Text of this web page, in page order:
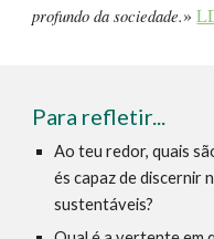
profundo da sociedade.»
Para refletir...
Ao teu redor, quais
és capaz de discernir
sustentáveis?